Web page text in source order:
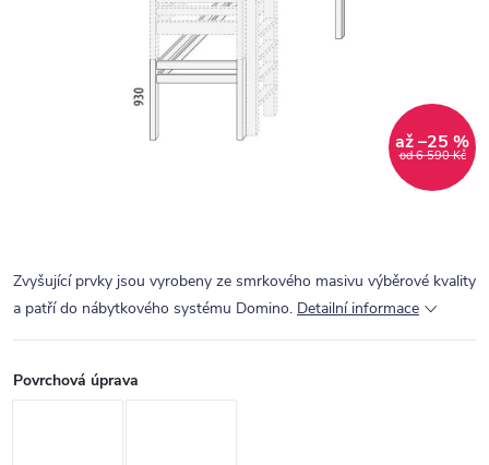
od 6 590 Kč
až –25 %
Zvyšující prvky jsou vyrobeny ze smrkového masivu výběrové kvality
a patří do nábytkového systému Domino. Detailní informace
Povrchová úprava